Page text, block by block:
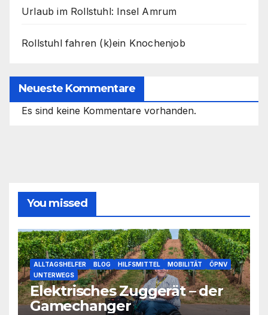
Urlaub im Rollstuhl: Insel Amrum
Rollstuhl fahren (k)ein Knochenjob
Neueste Kommentare
Es sind keine Kommentare vorhanden.
You missed
ALLTAGSHELFER BLOG HILFSMITTEL MOBILITÄT
ÖPNV
UNTERWEGS
Elektrisches Zuggerät – der
Gamechanger